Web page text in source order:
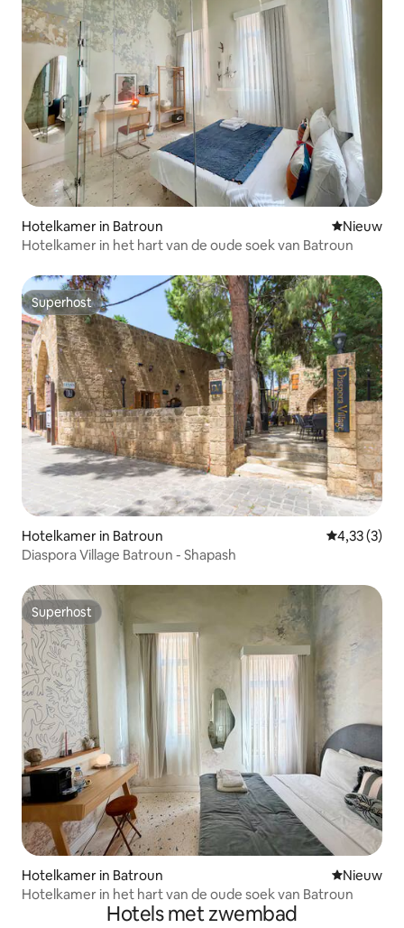
Hotelkamer in Batroun Nieuwe
Nieuw
Hotelkamer in het hart van de oude soek van Batroun
Superhost
Superhost
Hotelkamer in Batroun
4,33 (3)
Diaspora Village Batroun - Shapash
Superhost
Superhost
Hotelkamer in Batroun Nieuwe
Nieuw
Hotelkamer in het hart van de oude soek van Batroun
Hotels met zwembad